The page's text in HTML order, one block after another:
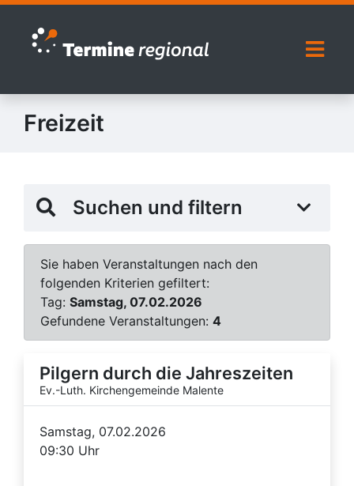
Zur Navigation springen
Zum Inhalt springen
Freizeit
Suchen und filtern
Sie haben Veranstaltungen nach den
folgenden Kriterien gefiltert:
Tag: Samstag, 07.02.2026
Gefundene Veranstaltungen: 4
Pilgern durch die Jahreszeiten
Ev.-Luth. Kirchengemeinde Malente
Samstag, 07.02.2026
09:30 Uhr